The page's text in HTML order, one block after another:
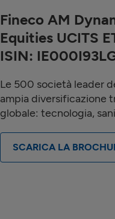
Fineco AM
Equities UCITS
ISIN:
Le 500 società leader
ampia diversificazione
globale: tecnologia,
SCARICA LA